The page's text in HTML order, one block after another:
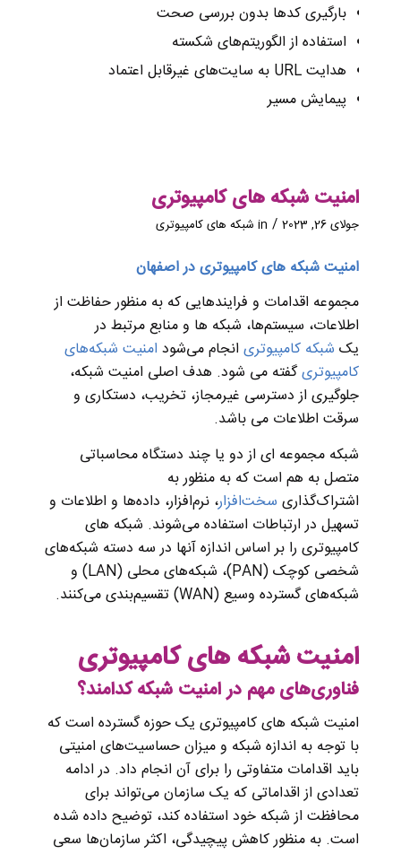
بارگیری کدها بدون بررسی صحت
استفاده از الگوریتم‌های شکسته
هدایت URL به سایت‌های غیرقابل اعتماد
پیمایش مسیر
امنیت شبکه های کامپیوتری
جولای 26, 2023 /
in شبکه های کامپیوتری
امنیت شبکه های کامپیوتری در اصفهان
مجموعه اقدامات و فرایندهایی که به منظور حفاظت از
اطلاعات، سیستم‌ها، شبکه‌ ها و منابع مرتبط در
یک شبکه کامپیوتری انجام می‌شود امنیت شبکه‌های
کامپیوتریگفته می شود. هدف اصلی امنیت شبکه،
جلوگیری از دسترسی غیرمجاز، تخریب، دستکاری و
سرقت اطلاعات می باشد.
شبکه مجموعه‌ ای از دو یا چند دستگاه محاسباتی
متصل به هم است که به منظور به
اشتراک‌گذاری سخت‌افزار، نرم‌افزار، داده‌ها و اطلاعات و
تسهیل در ارتباطات استفاده می‌شوند. شبکه‌ های
کامپیوتری را بر اساس اندازه آنها در سه دسته شبکه‌های
شخصی کوچک (PAN)، شبکه‌های محلی (LAN) و
شبکه‌های گسترده وسیع (WAN) تقسیم‌بندی می‌کنند.
امنیت شبکه های کامپیوتری
فناوری‌های مهم در امنیت شبکه کدامند؟
امنیت شبکه های کامپیوتری یک حوزه گسترده است که
با توجه به اندازه شبکه و میزان حساسیت‌های امنیتی
باید اقدامات متفاوتی را برای آن انجام داد. در ادامه
تعدادی از اقداماتی که یک سازمان می‌تواند برای
محافظت از شبکه خود استفاده کند، توضیح داده شده
است. به منظور کاهش پیچیدگی، اکثر سازمان‌ها سعی